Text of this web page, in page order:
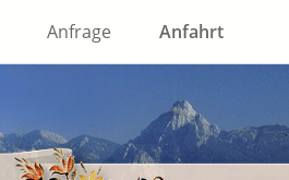
Anfrage Anfahrt